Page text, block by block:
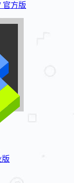
官方版
版